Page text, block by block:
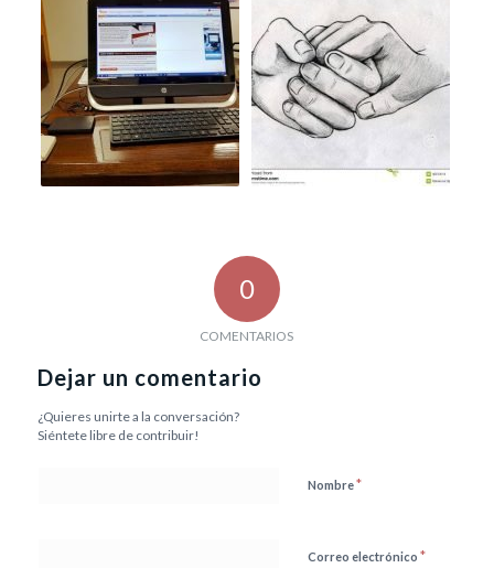
0
COMENTARIOS
Dejar un comentario
¿Quieres unirte a la conversación?
Siéntete libre de contribuir!
Nombre*
Correo electrónico *